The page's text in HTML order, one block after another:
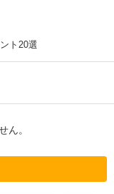
ト20選
ん。